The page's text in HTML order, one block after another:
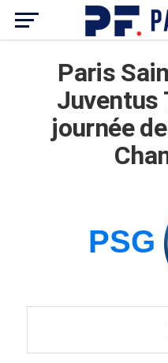
Paris
Juventus
journée
PSG